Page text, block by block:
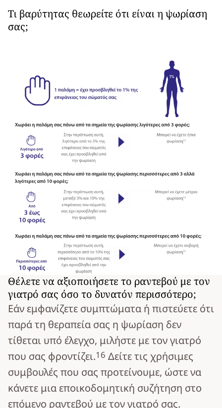
Τι βαρύτητας θεωρείτε ότι είναι η ψωρίαση
σας;
Θέλετε να αξιοποιήσετε το ραντεβού με τον
γιατρό σας όσο το δυνατόν περισσότερο;
Εάν εμφανίζετε συμπτώματα ή πιστεύετε ότι
παρά τη θεραπεία σας η ψωρίαση δεν
τίθεται υπό έλεγχο, μιλήστε με τον γιατρό
που σας φροντίζει.16 Δείτε τις χρήσιμες
συμβουλές που σας προτείνουμε, ώστε να
κάνετε μια εποικοδομητική συζήτηση στο
επόμενο ραντεβού με τον γιατρό σας.